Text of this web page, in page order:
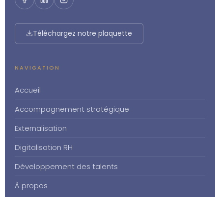
Téléchargez notre plaquette
NAVIGATION
Accueil
Accompagnement stratégique
Externalisation
Digitalisation RH
Développement des talents
À propos